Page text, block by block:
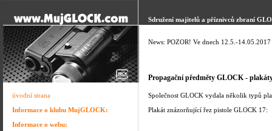
Sdružení majitelů a příznivců zbraní
News: POZOR! Ve dnech 12.5.-
Propagační předměty GLOCK -
úvodní strana
Informace o klubu MujGLOCK:
Informace o webu:
Společnost GLOCK vydala několik typů
Plakát znázorňující řez pistole GLOCK 17: